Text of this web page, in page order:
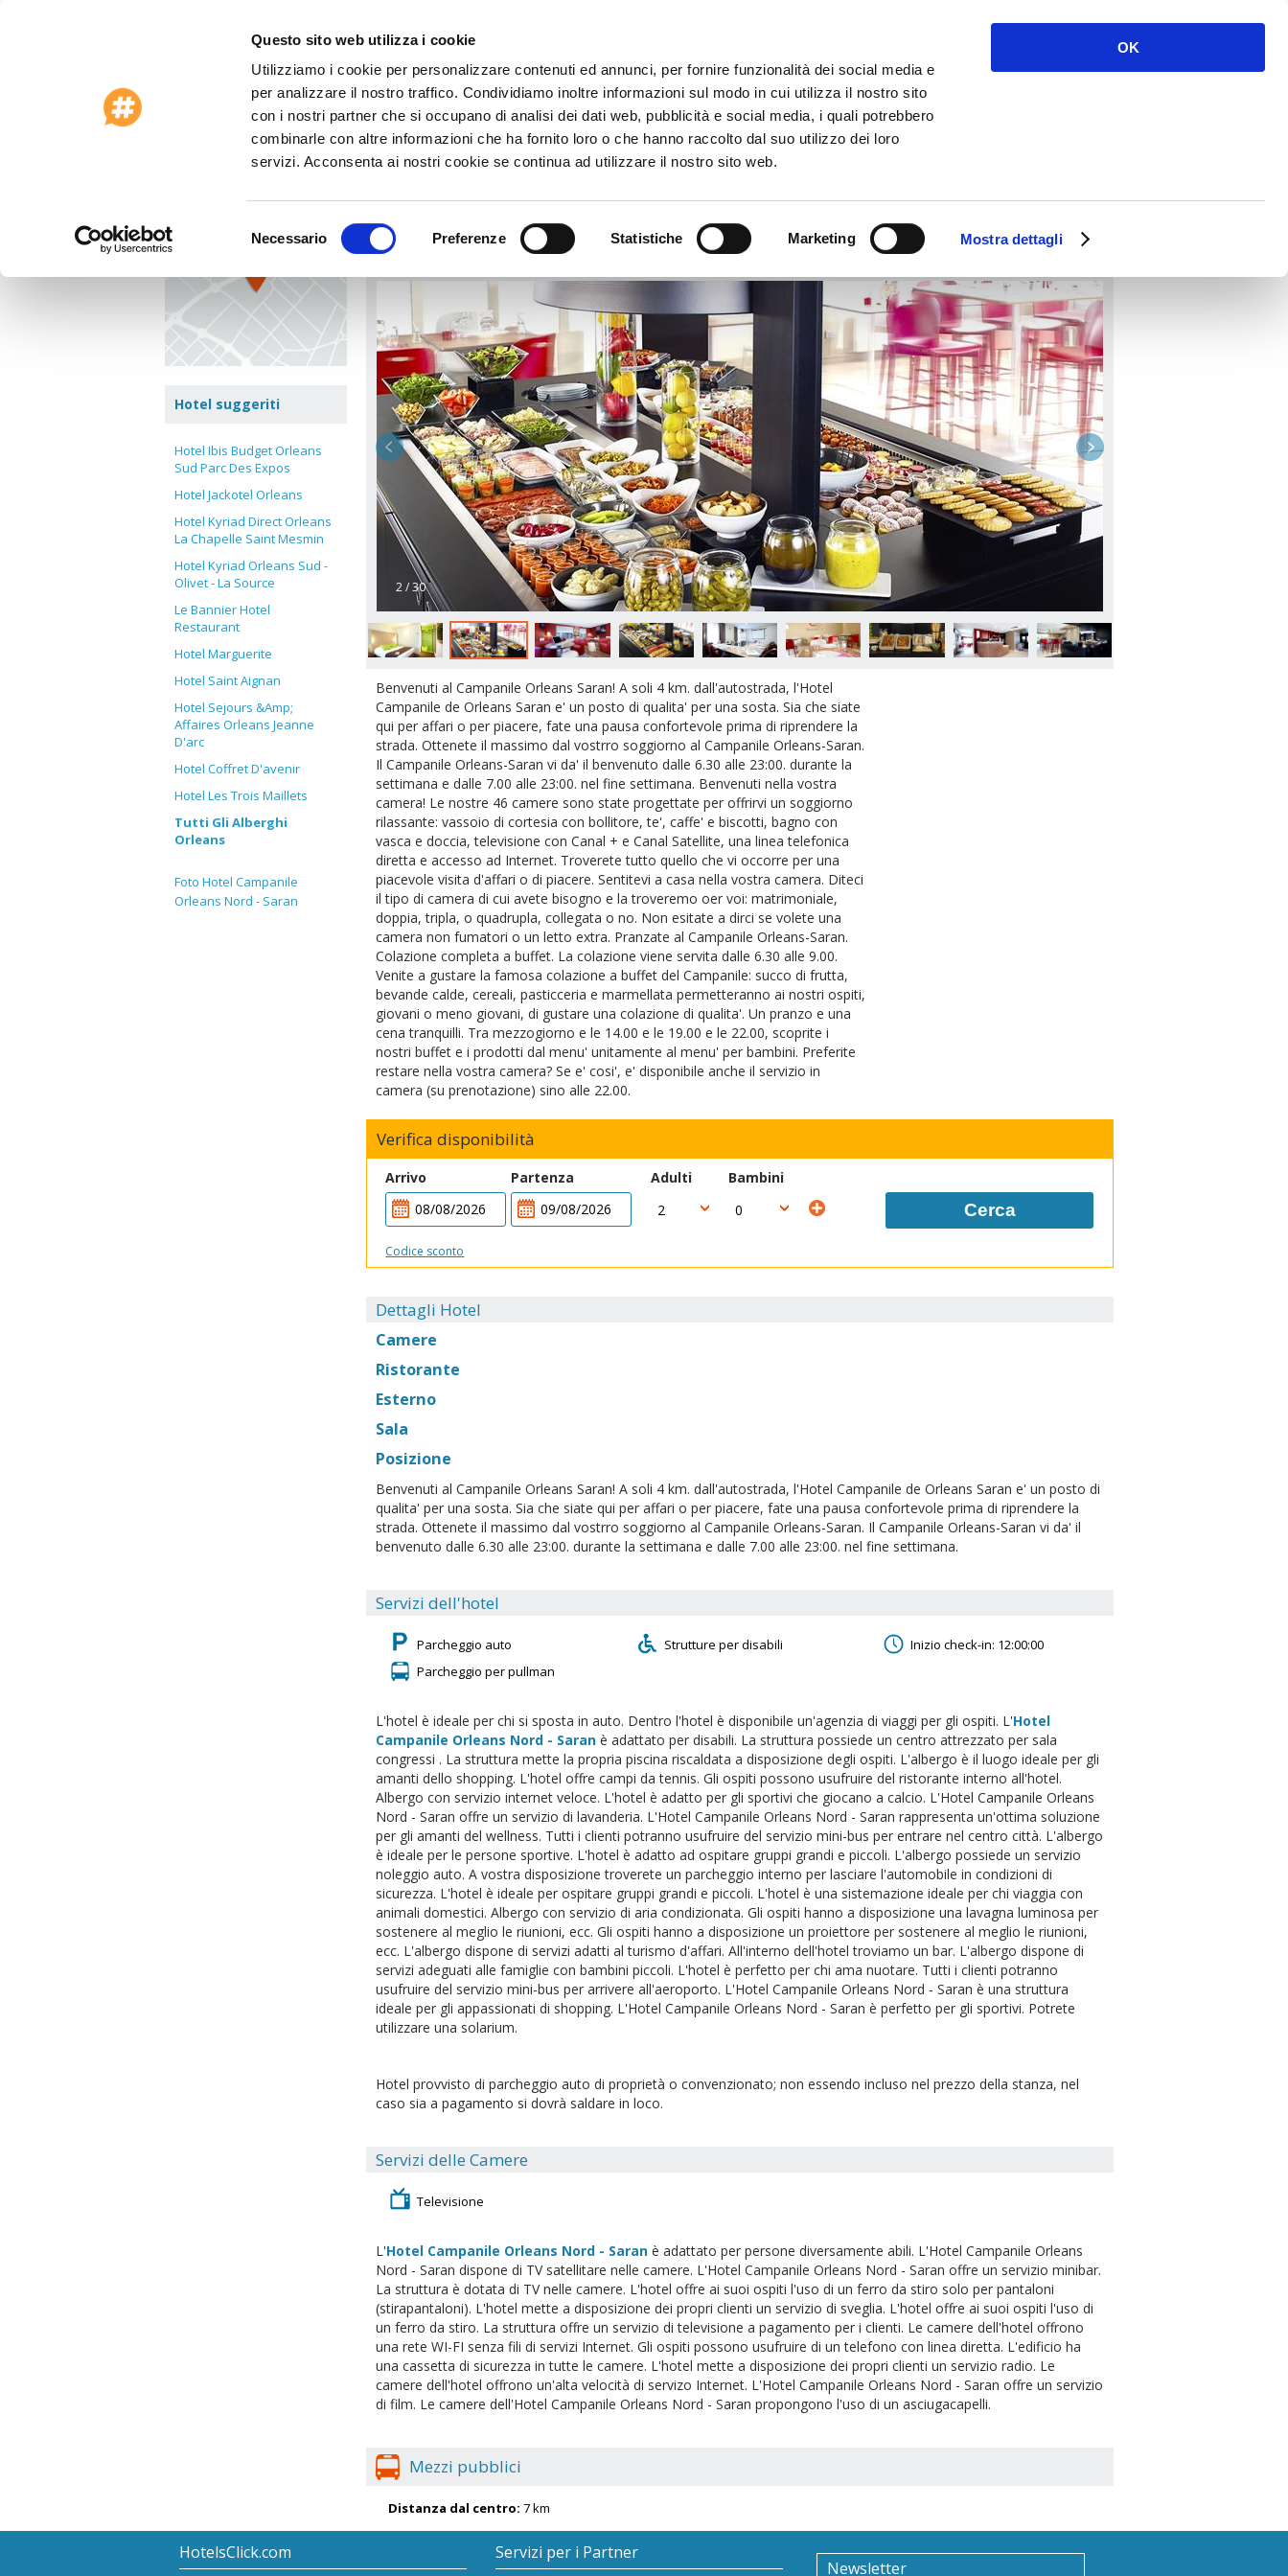
Questo sito web utilizza i cookie
Utilizziamo i cookie per personalizzare contenuti ed annunci, per fornire funzionalità dei social media e
per analizzare il nostro traffico. Condividiamo inoltre informazioni sul modo in cui utilizza il nostro sito
con i nostri partner che si occupano di analisi dei dati web, pubblicità e social media, i quali potrebbero
combinarle con altre informazioni che ha fornito loro o che hanno raccolto dal suo utilizzo dei loro
servizi. Acconsenta ai nostri cookie se continua ad utilizzare il nostro sito web.
del
Necessario Preferenze Statistiche Marketing Mostra dettagli
OK
Assistenza clienti
Francia > Orleans > Hotel Campanile Orleans Nord - Saran
Hotel Campanile Orleans Nord - Saran
Vai a: Info Galleria multimediale Servizi
2 / 30
Benvenuti al Campanile Orleans Saran! A soli 4 km. dall'autostrada, l'Hotel
Campanile de Orleans Saran e' un posto di qualita' per una sosta. Sia che siate
qui per affari o per piacere, fate una pausa confortevole prima di riprendere la
strada. Ottenete il massimo dal vostrro soggiorno al Campanile Orleans-Saran.
Il Campanile Orleans-Saran vi da' il benvenuto dalle 6.30 alle 23:00. durante la
settimana e dalle 7.00 alle 23:00. nel fine settimana. Benvenuti nella vostra
camera! Le nostre 46 camere sono state progettate per offrirvi un soggiorno
rilassante: vassoio di cortesia con bollitore, te', caffe' e biscotti, bagno con
vasca e doccia, televisione con Canal + e Canal Satellite, una linea telefonica
diretta e accesso ad Internet. Troverete tutto quello che vi occorre per una
piacevole visita d'affari o di piacere. Sentitevi a casa nella vostra camera. Diteci
il tipo di camera di cui avete bisogno e la troveremo oer voi: matrimoniale,
doppia, tripla, o quadrupla, collegata o no. Non esitate a dirci se volete una
camera non fumatori o un letto extra. Pranzate al Campanile Orleans-Saran.
Colazione completa a buffet. La colazione viene servita dalle 6.30 alle 9.00.
Venite a gustare la famosa colazione a buffet del Campanile: succo di frutta,
bevande calde, cereali, pasticceria e marmellata permetteranno ai nostri ospiti,
giovani o meno giovani, di gustare una colazione di qualita'. Un pranzo e una
cena tranquilli. Tra mezzogiorno e le 14.00 e le 19.00 e le 22.00, scoprite i
nostri buffet e i prodotti dal menu' unitamente al menu' per bambini. Preferite
restare nella vostra camera? Se e' cosi', e' disponibile anche il servizio in
camera (su prenotazione) sino alle 22.00.
Verifica disponibilità
Arrivo Partenza Adulti Bambini
Cerca
Codice sconto
Dettagli Hotel
Camere
Ristorante
Esterno
Sala
Posizione
Benvenuti al Campanile Orleans Saran! A soli 4 km. dall'autostrada, l'Hotel Campanile de Orleans Saran e' un posto di
qualita' per una sosta. Sia che siate qui per affari o per piacere, fate una pausa confortevole prima di riprendere la
strada. Ottenete il massimo dal vostrro soggiorno al Campanile Orleans-Saran. Il Campanile Orleans-Saran vi da' il
benvenuto dalle 6.30 alle 23:00. durante la settimana e dalle 7.00 alle 23:00. nel fine settimana.
Servizi dell'hotel
Parcheggio auto Strutture per disabili
Inizio check-in: 12:00:00
Parcheggio per pullman
L'hotel è ideale per chi si sposta in auto. Dentro l'hotel è disponibile un'agenzia di viaggi per gli ospiti. L'Hotel
Campanile Orleans Nord - Saran è adattato per disabili. La struttura possiede un centro attrezzato per sala
congressi . La struttura mette la propria piscina riscaldata a disposizione degli ospiti. L'albergo è il luogo ideale per gli
amanti dello shopping. L'hotel offre campi da tennis. Gli ospiti possono usufruire del ristorante interno all'hotel.
Albergo con servizio internet veloce. L'hotel è adatto per gli sportivi che giocano a calcio. L'Hotel Campanile Orleans
Nord - Saran offre un servizio di lavanderia. L'Hotel Campanile Orleans Nord - Saran rappresenta un'ottima soluzione
per gli amanti del wellness. Tutti i clienti potranno usufruire del servizio mini-bus per entrare nel centro città. L'albergo
è ideale per le persone sportive. L'hotel è adatto ad ospitare gruppi grandi e piccoli. L'albergo possiede un servizio
noleggio auto. A vostra disposizione troverete un parcheggio interno per lasciare l'automobile in condizioni di
sicurezza. L'hotel è ideale per ospitare gruppi grandi e piccoli. L'hotel è una sistemazione ideale per chi viaggia con
animali domestici. Albergo con servizio di aria condizionata. Gli ospiti hanno a disposizione una lavagna luminosa per
sostenere al meglio le riunioni, ecc. Gli ospiti hanno a disposizione un proiettore per sostenere al meglio le riunioni,
ecc. L'albergo dispone di servizi adatti al turismo d'affari. All'interno dell'hotel troviamo un bar. L'albergo dispone di
servizi adeguati alle famiglie con bambini piccoli. L'hotel è perfetto per chi ama nuotare. Tutti i clienti potranno
usufruire del servizio mini-bus per arrivere all'aeroporto. L'Hotel Campanile Orleans Nord - Saran è una struttura
ideale per gli appassionati di shopping. L'Hotel Campanile Orleans Nord - Saran è perfetto per gli sportivi. Potrete
utilizzare una solarium.
Hotel provvisto di parcheggio auto di proprietà o convenzionato; non essendo incluso nel prezzo della stanza, nel
caso sia a pagamento si dovrà saldare in loco.
Servizi delle Camere
Televisione
L'Hotel Campanile Orleans Nord - Saran è adattato per persone diversamente abili. L'Hotel Campanile Orleans
Nord - Saran dispone di TV satellitare nelle camere. L'Hotel Campanile Orleans Nord - Saran offre un servizio minibar.
La struttura è dotata di TV nelle camere. L'hotel offre ai suoi ospiti l'uso di un ferro da stiro solo per pantaloni
(stirapantaloni). L'hotel mette a disposizione dei propri clienti un servizio di sveglia. L'hotel offre ai suoi ospiti l'uso di
un ferro da stiro. La struttura offre un servizio di televisione a pagamento per i clienti. Le camere dell'hotel offrono
una rete WI-FI senza fili di servizi Internet. Gli ospiti possono usufruire di un telefono con linea diretta. L'edificio ha
una cassetta di sicurezza in tutte le camere. L'hotel mette a disposizione dei propri clienti un servizio radio. Le
camere dell'hotel offrono un'alta velocità di servizo Internet. L'Hotel Campanile Orleans Nord - Saran offre un servizio
di film. Le camere dell'Hotel Campanile Orleans Nord - Saran propongono l'uso di un asciugacapelli.
Mezzi pubblici
Distanza dal centro: 7 km
Hotel suggeriti
Hotel Ibis Budget Orleans
Sud Parc Des Expos
Hotel Jackotel Orleans
Hotel Kyriad Direct Orleans
La Chapelle Saint Mesmin
Hotel Kyriad Orleans Sud -
Olivet - La Source
Le Bannier Hotel
Restaurant
Hotel Marguerite
Hotel Saint Aignan
Hotel Sejours &Amp;
Affaires Orleans Jeanne
D'arc
Hotel Coffret D'avenir
Hotel Les Trois Maillets
Tutti Gli Alberghi
Orleans
Foto Hotel Campanile
Orleans Nord - Saran
HotelsClick.com Servizi per i Partner
Newsletter